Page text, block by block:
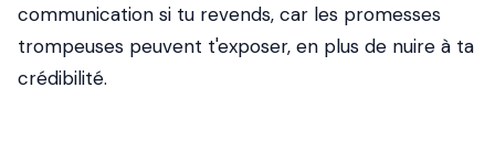
communication si tu revends, car les promesses
trompeuses peuvent t'exposer, en plus de nuire à ta
crédibilité.